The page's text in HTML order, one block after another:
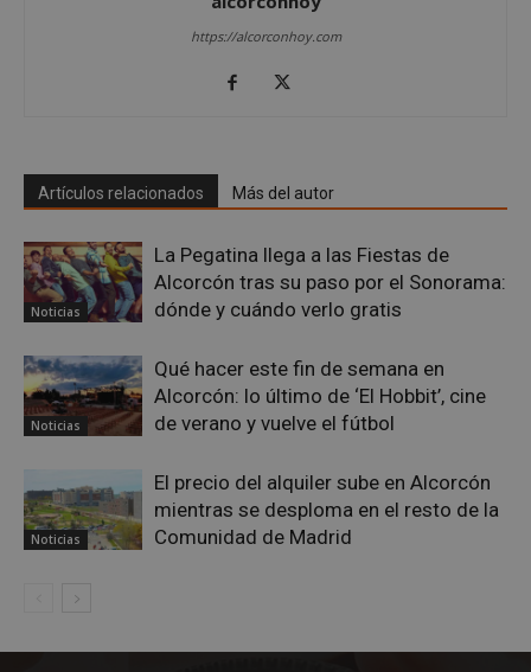
https://alcorconhoy.com
Artículos relacionados Más del autor
Noticias
La Pegatina llega a las Fiestas de
Alcorcón tras su paso por el Sonorama:
dónde y cuándo verlo gratis
Noticias
Qué hacer este fin de semana en
Alcorcón: lo último de ‘El Hobbit’, cine
de verano y vuelve el fútbol
Noticias
El precio del alquiler sube en Alcorcón
mientras se desploma en el resto de la
Comunidad de Madrid
Cookies de rendimiento
Cookies de preferencias
Cookies de funcionalidad
funcionalidad principal del sitio web, como el
inicio de sesión de usuario y la gestión de cuentas.
El sitio web no se puede utilizar correctamente sin
Nombre
Dominio
PHPSESSID
PHP.net
Google